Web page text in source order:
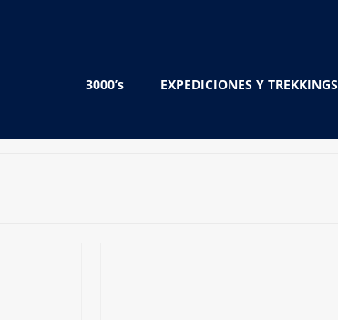
3000’s EXPEDICIONES Y TREKKINGS